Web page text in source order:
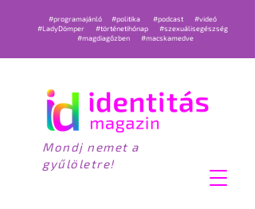
#programajánló #politika #podcast
#videó
#LadyDömper
#történetihónap
#szexuálisegészség
#magdiagőzben
#macskamedve
Mondj nemet a
gyűlöletre!